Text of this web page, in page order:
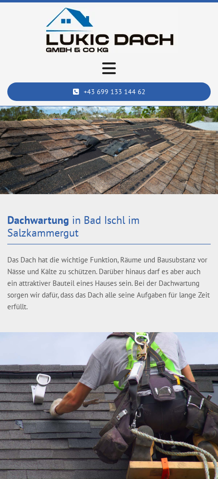
+43 699 133 144 62
Dachwartung in Bad Ischl im
Salzkammergut
Das Dach hat die wichtige Funktion, Räume und Bausubstanz vor
Nässe und Kälte zu schützen. Darüber hinaus darf es aber auch
ein attraktiver Bauteil eines Hauses sein. Bei der Dachwartung
sorgen wir dafür, dass das Dach alle seine Aufgaben für lange Zeit
erfüllt.